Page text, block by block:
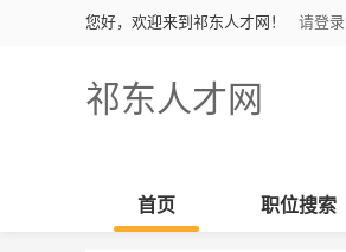
您好，欢迎来到祁东人才网！ 请登录
祁东人才网
首页 职位搜索